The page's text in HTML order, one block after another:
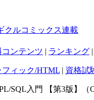
クルコミックス連載
コンテンツ | ランキング |
フィック/HTML | 資格試
SQL入門 【第3版】（